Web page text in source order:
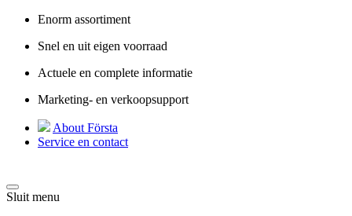
Enorm assortiment
Snel en uit eigen voorraad
Actuele en complete informatie
Marketing- en verkoopsupport
About Första
Service en contact
Sluit menu